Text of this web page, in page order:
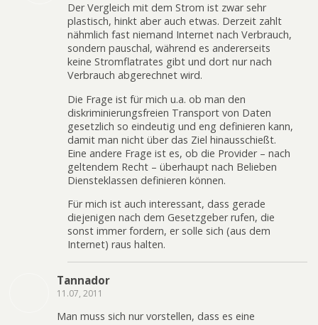
Der Vergleich mit dem Strom ist zwar sehr
plastisch, hinkt aber auch etwas. Derzeit zahlt
nähmlich fast niemand Internet nach Verbrauch,
sondern pauschal, während es andererseits
keine Stromflatrates gibt und dort nur nach
Verbrauch abgerechnet wird.
Die Frage ist für mich u.a. ob man den
diskriminierungsfreien Transport von Daten
gesetzlich so eindeutig und eng definieren kann,
damit man nicht über das Ziel hinausschießt.
Eine andere Frage ist es, ob die Provider – nach
geltendem Recht – überhaupt nach Belieben
Diensteklassen definieren können.
Für mich ist auch interessant, dass gerade
diejenigen nach dem Gesetzgeber rufen, die
sonst immer fordern, er solle sich (aus dem
Internet) raus halten.
Tannador
11.07, 2011
Man muss sich nur vorstellen, dass es eine